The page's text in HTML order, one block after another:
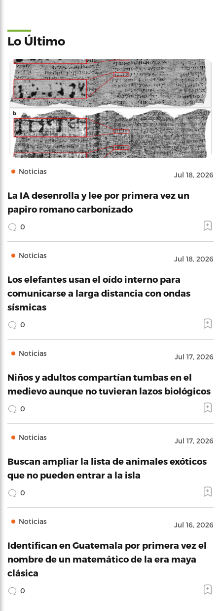
Lo Último
Noticias Jul 18, 2026
La IA desenrolla y lee por primera vez un
papiro romano carbonizado
0
Noticias Jul 18, 2026
Los elefantes usan el oído interno para
comunicarse a larga distancia con ondas
sísmicas
0
Noticias Jul 17, 2026
Niños y adultos compartían tumbas en el
medievo aunque no tuvieran lazos biológicos
0
Noticias Jul 17, 2026
Buscan ampliar la lista de animales exóticos
que no pueden entrar a la isla
0
Noticias Jul 16, 2026
Identifican en Guatemala por primera vez el
nombre de un matemático de la era maya
clásica
0